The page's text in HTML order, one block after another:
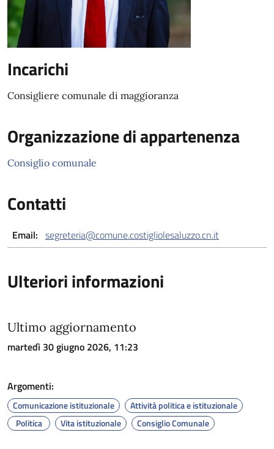
Incarichi
Consigliere comunale di maggioranza
Organizzazione di appartenenza
Consiglio comunale
Contatti
Email: segreteria@comune.costigliolesaluzzo.cn.it
Ulteriori informazioni
Ultimo aggiornamento
martedì 30 giugno 2026, 11:23
Argomenti:
Comunicazione istituzionale
Attività politica e istituzionale
Politica
Vita istituzionale Consiglio Comunale